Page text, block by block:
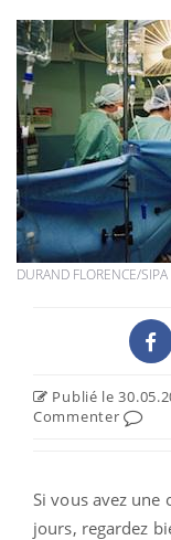
DURAND FLORENCE/SIPA
Publié le
Commenter
Si vous avez une
jours, regardez